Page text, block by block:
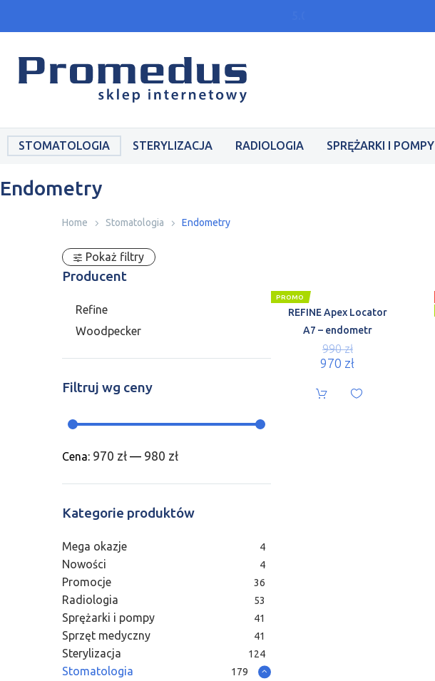
STOMATOLOGIA STERYLIZACJA RADIOLOGIA SPRĘŻARKI I POMPY
Endometry
Home Stomatologia Endometry
Pokaż filtry
Producent
Refine
Woodpecker
Filtruj wg ceny
Cena: 970 zł — 980 zł
Kategorie produktów
Mega okazje 4
Nowości 4
Promocje 36
Radiologia 53
Sprężarki i pompy 41
Sprzęt medyczny 41
Sterylizacja 124
Stomatologia 179
PROMO
REFINE Apex Locator
A7 – endometr
990zł
970 zł